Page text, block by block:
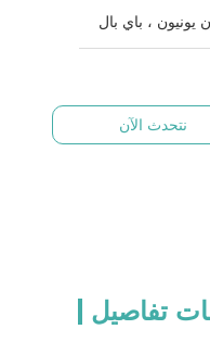
نتحدث الآن
تفاصيل